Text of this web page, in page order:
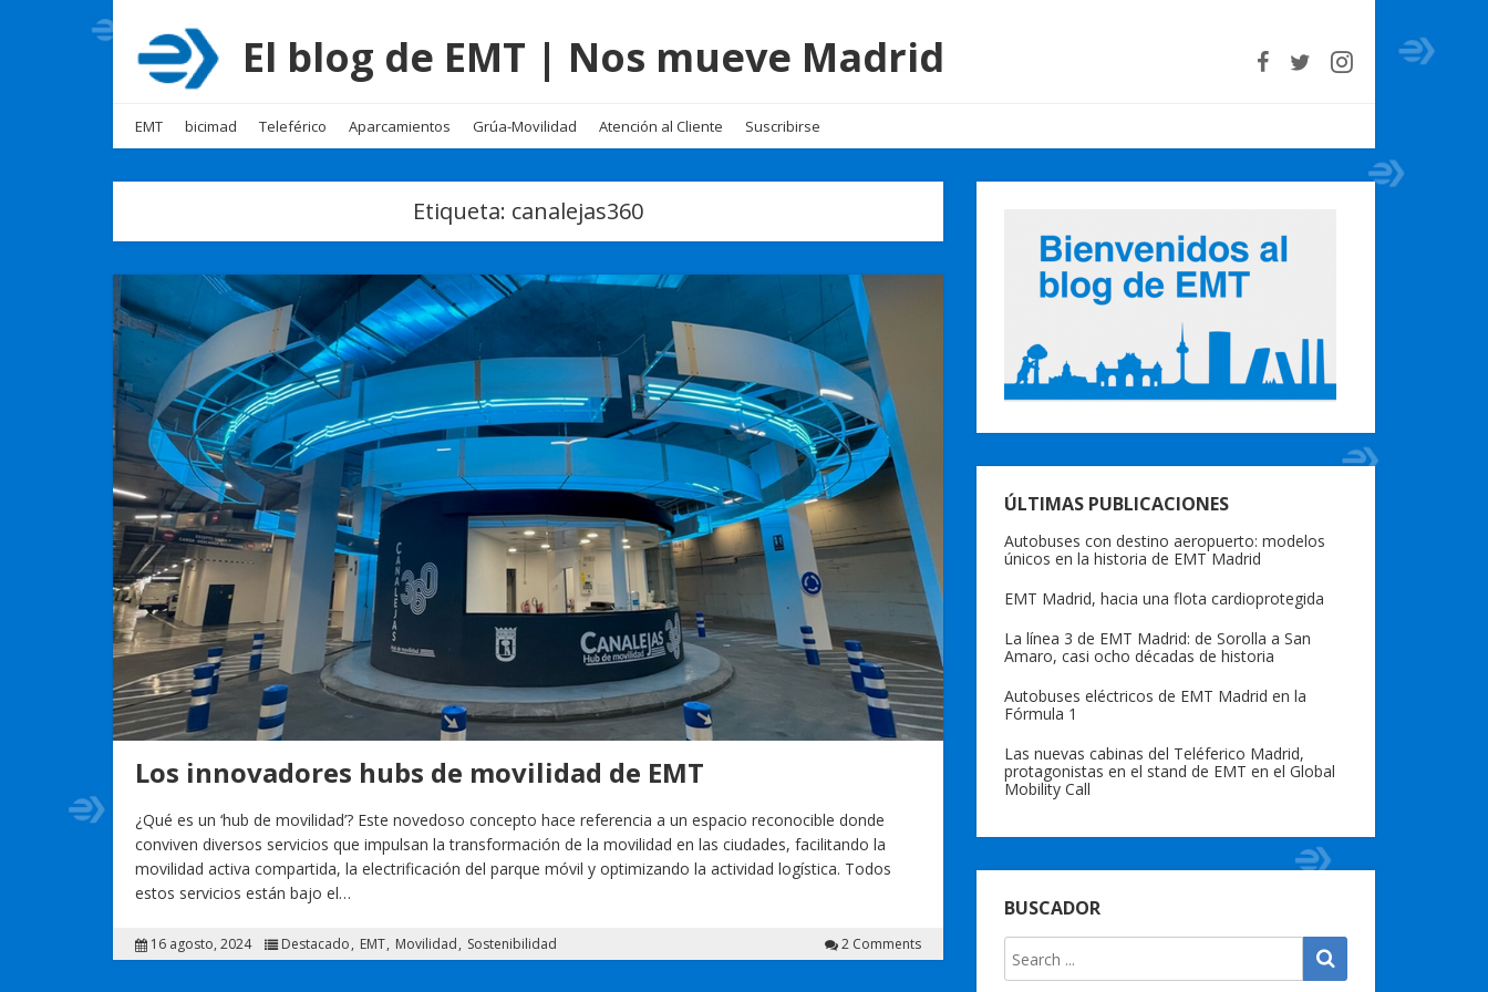
El blog de EMT | Nos mueve Madrid
EMT bicimad Teleférico Aparcamientos Grúa-Movilidad Atención al Cliente Suscribirse
Etiqueta: canalejas360
Los innovadores hubs de movilidad de EMT
¿Qué es un ‘hub de movilidad’? Este novedoso concepto hace referencia a un espacio reconocible donde
conviven diversos servicios que impulsan la transformación de la movilidad en las ciudades, facilitando la
movilidad activa compartida, la electrificación del parque móvil y optimizando la actividad logística. Todos
estos servicios están bajo el…
16 agosto, 2024 Destacado EMT Movilidad Sostenibilidad 2 Comments
ÚLTIMAS PUBLICACIONES
Autobuses con destino aeropuerto: modelos
únicos en la historia de EMT Madrid
EMT Madrid, hacia una flota cardioprotegida
La línea 3 de EMT Madrid: de Sorolla a San
Amaro, casi ocho décadas de historia
Autobuses eléctricos de EMT Madrid en la
Fórmula 1
Las nuevas cabinas del Teléferico Madrid,
protagonistas en el stand de EMT en el Global
Mobility Call
BUSCADOR